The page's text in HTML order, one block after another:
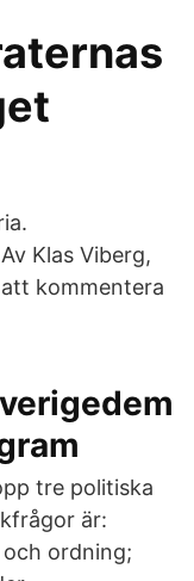
Klas Viberg,
kommentera
tre politiska
är:
ordning;